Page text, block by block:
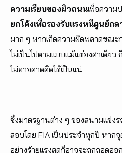
ความเรียบของผิวถนนเพื่อความ
ยกโค้งเพื่อรองรับแรงหนีศูนย์กล
มาก ๆ หากเกิดความผิดพลาดขณะ
ไม่เป็นไปตามแบบแม้แต่องศาเดียว
ไม่อาจคาดคิดได้เป็นแน่
ซึ่งมาตรฐานต่าง ๆ ของสนามแข่ง
สอบโดย FIA เป็นประจำทุกปี หาก
อย่างร้ายแรงสุดก็อาจจะถูกถอดอ